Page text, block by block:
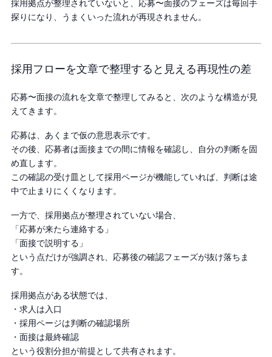
採用拠点が整理されていないと、応募〜面接のフェーズは毎回手
探りになり、うまくいった流れが再現されません。
採用フローを文章で整理すると見える再現性の差
応募〜面接の流れを文章で整理してみると、次のような構造が見
えてきます。
応募は、あくまで仮の意思表示です。
その後、応募者は面接までの間に情報を確認し、自分の判断を固
め直します。
この確認の受け皿として採用ページが機能していれば、判断は途
中で止まりにくくなります。
一方で、採用拠点が整理されていない場合、
「応募が来たら連絡する」
「面接で説明する」
という点だけが強調され、応募後の確認フェーズが抜け落ちま
す。
採用拠点がある状態では、
・求人は入口
・採用ページは判断の確認場所
・面接は最終確認
という役割分担が前提として共有されます。